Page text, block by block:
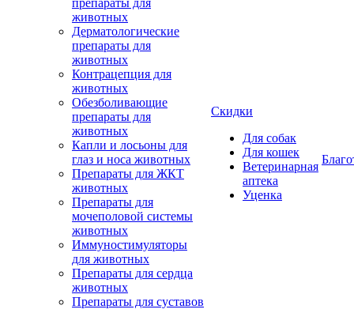
препараты для
животных
Дерматологические
препараты для
животных
Контрацепция для
животных
Обезболивающие
препараты для
животных
Капли и лосьоны для
глаз и носа животных
Препараты для ЖКТ
животных
Препараты для
мочеполовой системы
животных
Иммуностимуляторы
для животных
Препараты для сердца
животных
Препараты для суставов
Скидки
Для собак
Для кошек
Ветеринарная
аптека
Уценка